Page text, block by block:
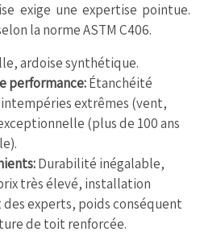
exige une expertise pointue.
la norme ASTM C406.
ardoise synthétique.
performance:Étanchéité
extrêmes (vent,
(plus de 100 ans
Durabilité inégalable,
très élevé, installation
experts, poids conséquent
de toit renforcée.